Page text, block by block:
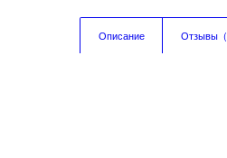
Описание Отзывы